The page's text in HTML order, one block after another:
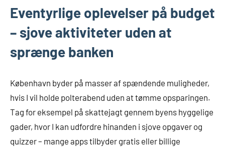
Eventyrlige oplevelser på budget
– sjove aktiviteter uden at
sprænge banken
København byder på masser af spændende muligheder,
hvis I vil holde polterabend uden at tømme opsparingen.
Tag for eksempel på skattejagt gennem byens hyggelige
gader, hvor I kan udfordre hinanden i sjove opgaver og
quizzer – mange apps tilbyder gratis eller billige